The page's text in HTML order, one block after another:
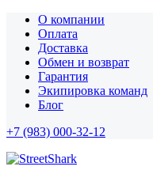
О компании
Оплата
Доставка
Обмен и возврат
Гарантия
Экипировка команд
Блог
+7 (983) 000-32-12